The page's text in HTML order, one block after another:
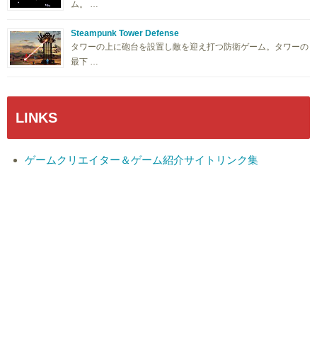
ム。 …
Steampunk Tower Defense
タワーの上に砲台を設置し敵を迎え打つ防衛ゲーム。タワーの
最下 …
LINKS
ゲームクリエイター＆ゲーム紹介サイトリンク集